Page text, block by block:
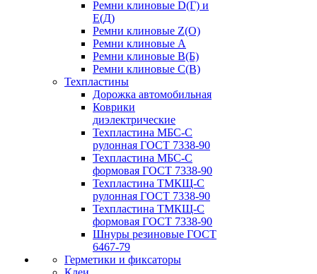
Ремни клиновые D(Г) и
Е(Д)
Ремни клиновые Z(О)
Ремни клиновые А
Ремни клиновые В(Б)
Ремни клиновые С(В)
Техпластины
Дорожка автомобильная
Коврики
диэлектрические
Техпластина МБС-С
рулонная ГОСТ 7338-90
Техпластина МБС-С
формовая ГОСТ 7338-90
Техпластина ТМКЩ-С
рулонная ГОСТ 7338-90
Техпластина ТМКЩ-С
формовая ГОСТ 7338-90
Шнуры резиновые ГОСТ
6467-79
Герметики и фиксаторы